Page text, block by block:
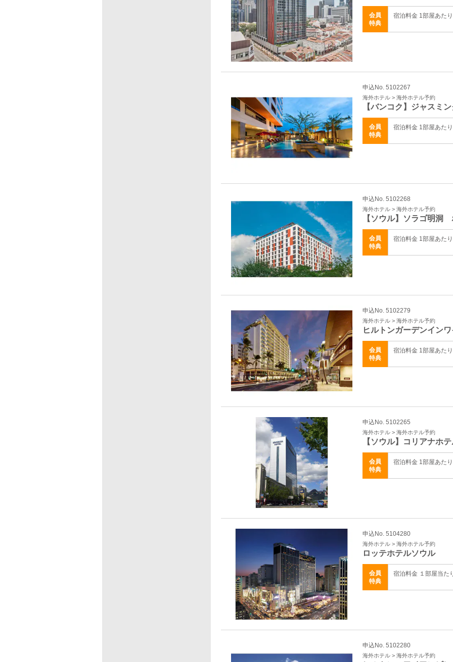
会員
特典
宿泊料金 1部屋あたり
申込No. 5102267
海外ホテル > 海外ホテル予約
【バンコク】ジャスミ
会員
特典
宿泊料金 1部屋あたり
申込No. 5102268
海外ホテル > 海外ホテル予約
【ソウル】ソラゴ明洞
会員
特典
宿泊料金 1部屋あたり
申込No. 5102279
海外ホテル > 海外ホテル予約
ヒルトンガーデンイン
会員
特典
宿泊料金 1部屋あたり
申込No. 5102265
海外ホテル > 海外ホテル予約
【ソウル】コリアナホ
会員
特典
宿泊料金 1部屋あたり
申込No. 5104280
海外ホテル > 海外ホテル予約
ロッテホテルソウル
会員
特典
宿泊料金 １部屋当た
申込No. 5102280
海外ホテル > 海外ホテル予約